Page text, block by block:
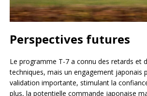
Perspectives futures
Le programme T-7 a connu des retards et
techniques, mais un engagement japonais
validation importante, stimulant la
plus, la potentielle commande japonaise